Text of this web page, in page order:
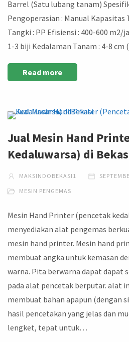
Barrel (Satu lubang tanam)
Pengoperasian : Manual Kapasitas
Tangki : PP Efisiensi : 400-600
1-3 biji Kedalaman Tanam : 4-8
Read more
Jual Mesin Hand
Kedaluwarsa) di
MAKSINDOBEKASI1
MESIN PENGEMAS
Mesin Hand Printer (pencetak
menyediakan alat pengemas
mesin hand printer. Mesin hand
membuat angka untuk kemasan
warna. Pita berwarna dapat dapat
pada alat pencetak berputar. alat
membuat bahan apapun (dengan
hasil pencetakan yang jelas dan
lengket, tepat untuk…